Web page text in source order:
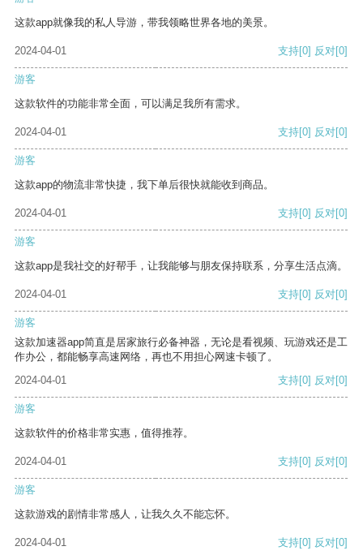
这款app就像我的私人导游，带我领略世界各地的美景。
2024-04-01 支持[0] 反对[0]
游客
这款软件的功能非常全面，可以满足我所有需求。
2024-04-01 支持[0] 反对[0]
游客
这款app的物流非常快捷，我下单后很快就能收到商品。
2024-04-01 支持[0] 反对[0]
游客
这款app是我社交的好帮手，让我能够与朋友保持联系，分享生活点滴。
2024-04-01 支持[0] 反对[0]
游客
这款加速器app简直是居家旅行必备神器，无论是看视频、玩游戏还是工
作办公，都能畅享高速网络，再也不用担心网速卡顿了。
2024-04-01
支持[0] 反对[0]
游客
这款软件的价格非常实惠，值得推荐。
2024-04-01 支持[0] 反对[0]
游客
这款游戏的剧情非常感人，让我久久不能忘怀。
2024-04-01 支持[0] 反对[0]